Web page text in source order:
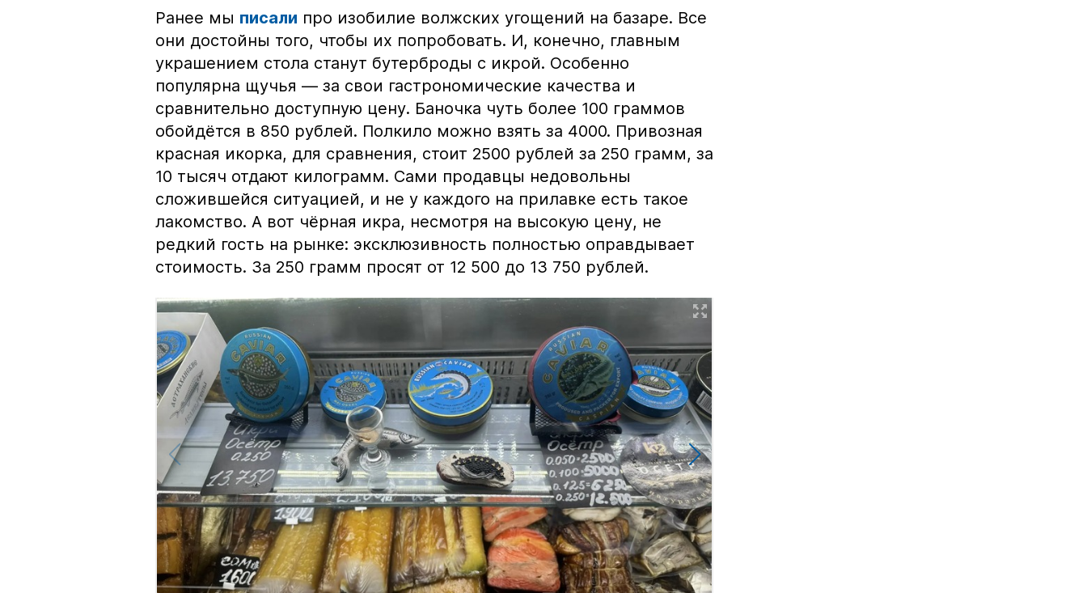
Ранее мы писали про изобилие волжских угощений на базаре. Все
они достойны того, чтобы их попробовать. И, конечно, главным
украшением стола станут бутерброды с икрой. Особенно
популярна щучья — за свои гастрономические качества и
сравнительно доступную цену. Баночка чуть более 100 граммов
обойдётся в 850 рублей. Полкило можно взять за 4000. Привозная
красная икорка, для сравнения, стоит 2500 рублей за 250 грамм, за
10 тысяч отдают килограмм. Сами продавцы недовольны
сложившейся ситуацией, и не у каждого на прилавке есть такое
лакомство. А вот чёрная икра, несмотря на высокую цену, не
редкий гость на рынке: эксклюзивность полностью оправдывает
стоимость. За 250 грамм просят от 12 500 до 13 750 рублей.